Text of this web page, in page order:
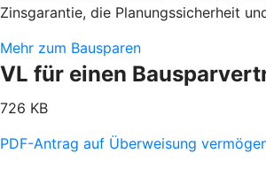
Zinsgarantie, die Planungssicherheit
Mehr zum Bausparen
VL für einen
726 KB
PDF-Antrag auf Überweisung